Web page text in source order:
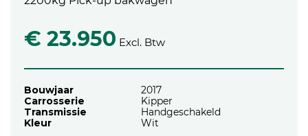
€ 23.950 Excl. Btw
Bouwjaar
2017
Carrosserie
Kipper
Transmissie
Handgeschakeld
Kleur
Wit